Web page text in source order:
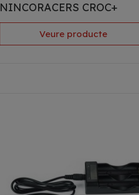
NINCORACERS CROC+
Veure producte